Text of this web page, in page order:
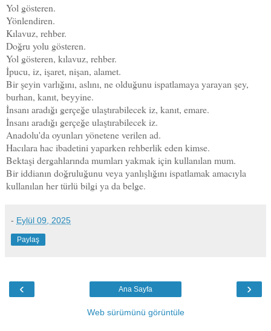
Yol gösteren.
Yönlendiren.
Kılavuz, rehber.
Doğru yolu gösteren.
Yol gösteren, kılavuz, rehber.
İpucu, iz, işaret, nişan, alamet.
Bir şeyin varlığını, aslını, ne olduğunu ispatlamaya yarayan şey,
burhan, kanıt, beyyine.
İnsanı aradığı gerçeğe ulaştırabilecek iz, kanıt, emare.
İnsanı aradığı gerçeğe ulaştırabilecek iz.
Anadolu'da oyunları yönetene verilen ad.
Hacılara hac ibadetini yaparken rehberlik eden kimse.
Bektaşi dergahlarında mumları yakmak için kullanılan mum.
Bir iddianın doğruluğunu veya yanlışlığını ispatlamak amacıyla
kullanılan her türlü bilgi ya da belge.
- Eylül 09, 2025
Paylaş
‹ ›
Ana Sayfa
Web sürümünü görüntüle